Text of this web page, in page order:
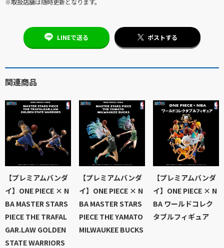
※取扱店舗は随時更新となります。
LINEで送る ポストする
関連商品
【プレミアムバンダ
イ】ONE PIECE × N
BA MASTER STARS
PIECE THE TRAFAL
GAR.LAW GOLDEN
STATE WARRIORS
【プレミアムバンダ
イ】ONE PIECE × N
BA MASTER STARS
PIECE THE YAMATO
MILWAUKEE BUCKS
【プレミアムバンダ
イ】ONE PIECE × N
BA ワールドコレク
タブルフィギュア